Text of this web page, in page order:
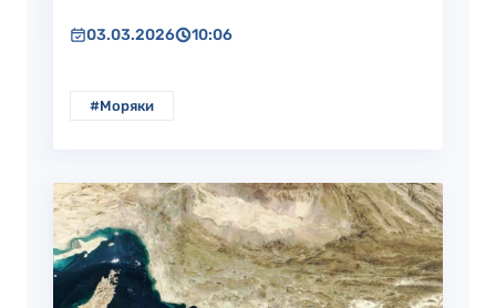
03.03.2026 10:06
#Моряки